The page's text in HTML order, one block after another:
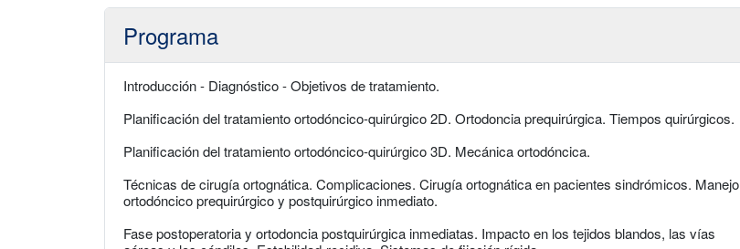
Programa
Introducción - Diagnóstico - Objetivos de tratamiento.
Planificación del tratamiento ortodóncico-quirúrgico 2D. Ortodoncia prequirúrgica. Tiempos quirúrgicos.
Planificación del tratamiento ortodóncico-quirúrgico 3D. Mecánica ortodóncica.
Técnicas de cirugía ortognática. Complicaciones. Cirugía ortognática en pacientes sindrómicos. Manejo
ortodóncico prequirúrgico y postquirúrgico inmediato.
Fase postoperatoria y ortodoncia postquirúrgica inmediatas. Impacto en los tejidos blandos, las vías